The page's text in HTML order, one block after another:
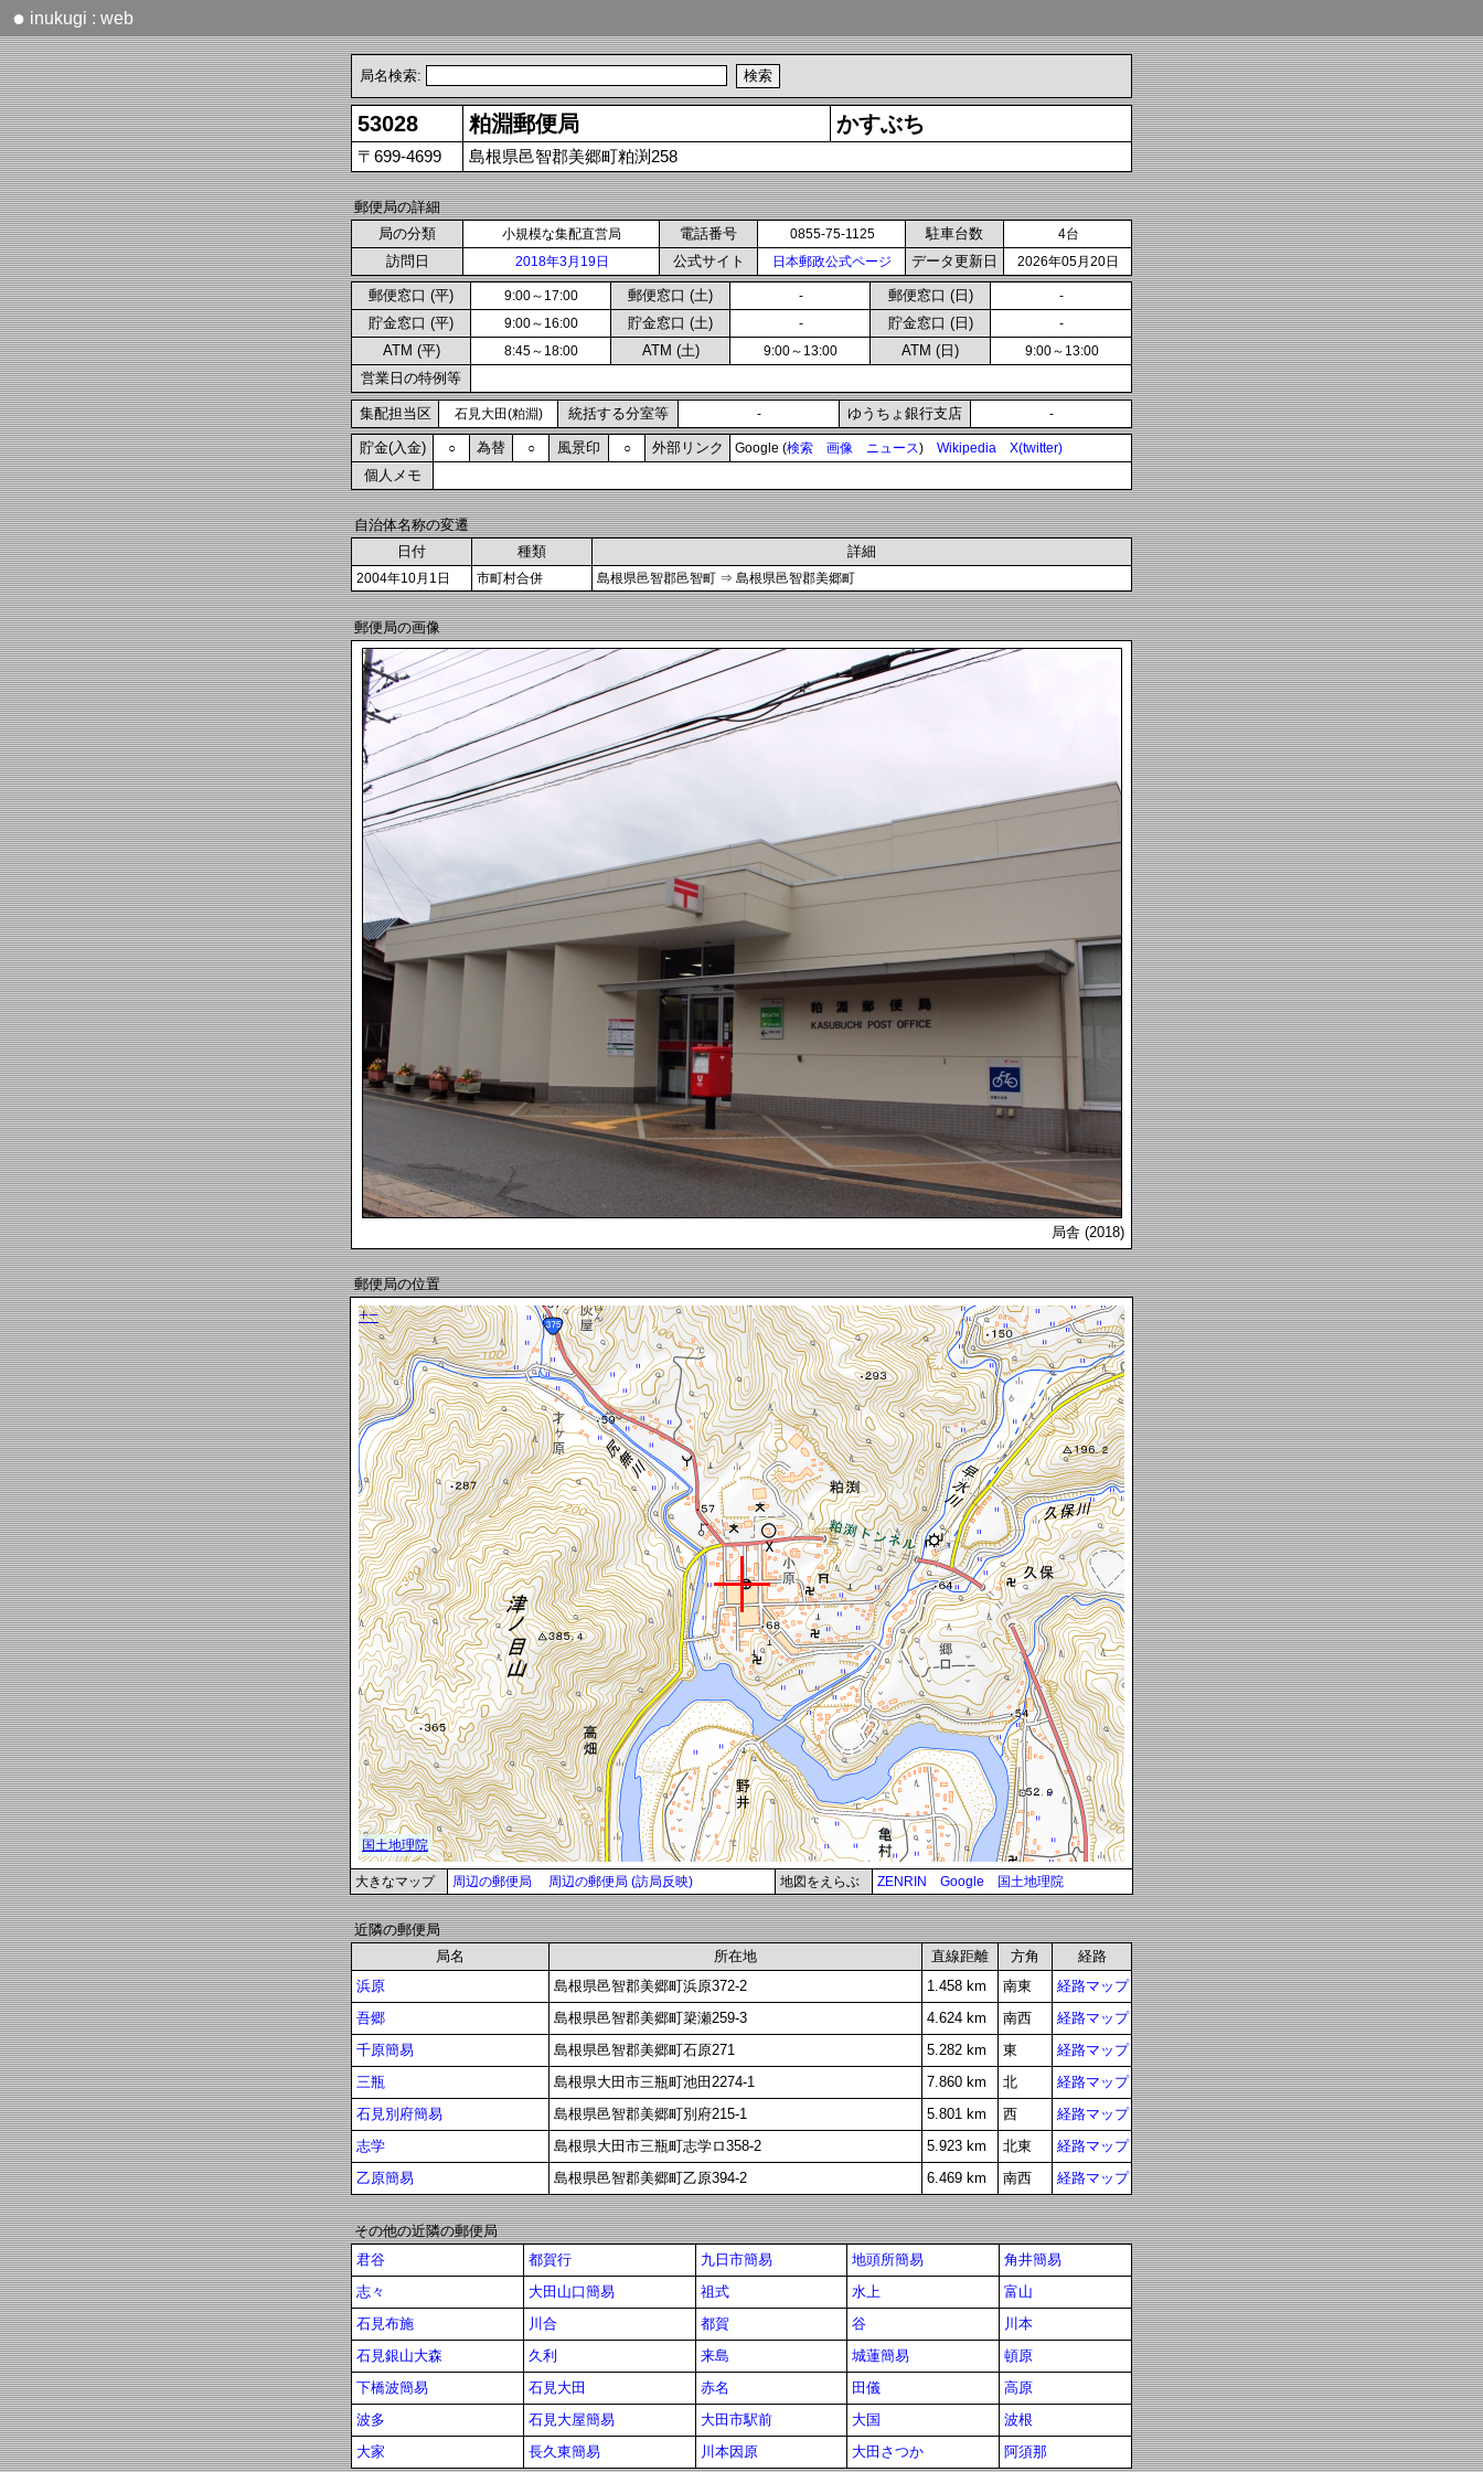
● inukugi : web
局名検索:
53028 粕淵郵便局 かすぶち
〒699-4699 島根県邑智郡美郷町粕渕258
郵便局の詳細
局の分類
小規模な集配直営局 電話番号 0855-75-1125 駐車台数 4台
訪問日 2018年3月19日 公式サイト 日本郵政公式ページ データ更新日 2026年05月20日
郵便窓口 (平) 9:00～17:00 郵便窓口 (土) - 郵便窓口 (日) -
貯金窓口 (平) 9:00～16:00 貯金窓口 (土) - 貯金窓口 (日) -
ATM (平) 8:45～18:00 ATM (土) 9:00～13:00 ATM (日) 9:00～13:00
営業日の特例等
集配担当区 石見大田(粕淵) 統括する分室等 - ゆうちょ銀行支店 -
貯金(入金) ○ 為替 ○ 風景印 ○ 外部リンク Google (検索 画像 ニュース) Wikipedia X(twitter)
個人メモ
自治体名称の変遷
日付
種類 詳細
2004年10月1日 市町村合併 島根県邑智郡邑智町 ⇒ 島根県邑智郡美郷町
郵便局の画像
局舎 (2018)
郵便局の位置
大きなマップ 周辺の郵便局 周辺の郵便局 (訪局反映) 地図をえらぶ ZENRIN Google 国土地理院
近隣の郵便局
局名
所在地 直線距離 方角
経路
浜原
島根県邑智郡美郷町浜原372-2 1.458 km 南東
経路マップ
吾郷
島根県邑智郡美郷町簗瀬259-3 4.624 km 南西
経路マップ
千原簡易
島根県邑智郡美郷町石原271 5.282 km 東
経路マップ
三瓶
島根県大田市三瓶町池田2274-1 7.860 km 北
経路マップ
石見別府簡易
島根県邑智郡美郷町別府215-1 5.801 km 西
経路マップ
志学
島根県大田市三瓶町志学ロ358-2 5.923 km 北東
経路マップ
乙原簡易
島根県邑智郡美郷町乙原394-2 6.469 km 南西 経路マップ
その他の近隣の郵便局
君谷
都賀行 九日市簡易 地頭所簡易
角井簡易
志々
大田山口簡易 祖式 水上
富山
石見布施
川合 都賀 谷
川本
石見銀山大森
久利 来島 城蓮簡易
頓原
下橋波簡易
石見大田 赤名 田儀
高原
波多
石見大屋簡易 大田市駅前 大国
波根
大家
長久東簡易 川本因原 大田さつか 阿須那